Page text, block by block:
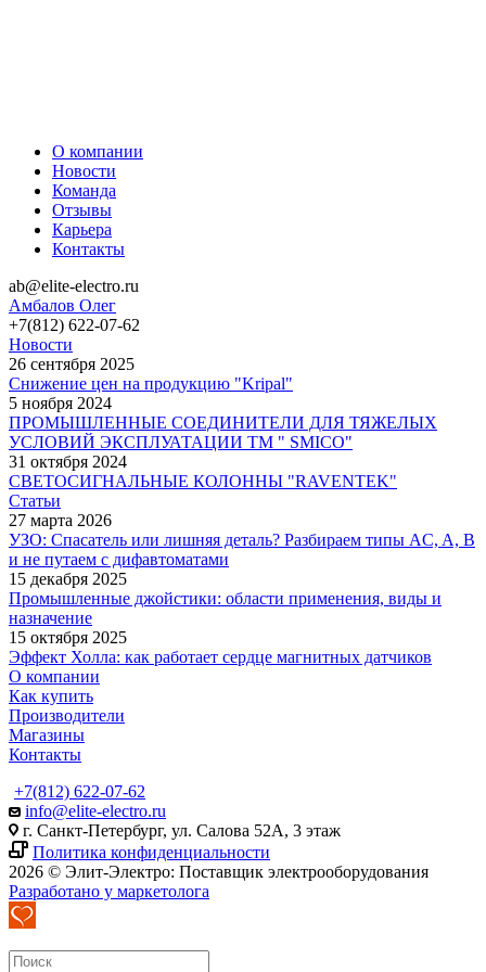
О компании
Новости
Команда
Отзывы
Карьера
Контакты
ab@elite-electro.ru
Амбалов Олег
+7(812) 622-07-62
Новости
26 сентября 2025
Снижение цен на продукцию "Kripal"
5 ноября 2024
ПРОМЫШЛЕННЫЕ СОЕДИНИТЕЛИ ДЛЯ ТЯЖЕЛЫХ
УСЛОВИЙ ЭКСПЛУАТАЦИИ TM " SMICO"
31 октября 2024
СВЕТОСИГНАЛЬНЫЕ КОЛОННЫ "RAVENTEK"
Статьи
27 марта 2026
УЗО: Спасатель или лишняя деталь? Разбираем типы AC, A, B
и не путаем с дифавтоматами
15 декабря 2025
Промышленные джойстики: области применения, виды и
назначение
15 октября 2025
Эффект Холла: как работает сердце магнитных датчиков
О компании
Как купить
Производители
Магазины
Контакты
+7(812) 622-07-62
info@elite-electro.ru
г. Санкт-Петербург, ул. Салова 52А, 3 этаж
Политика конфиденциальности
2026 © Элит-Электро: Поставщик электрооборудования
Разработано у маркетолога